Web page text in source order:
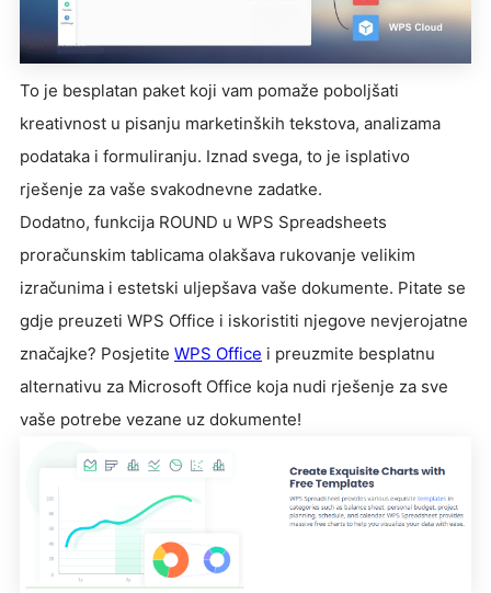
To je besplatan paket koji vam pomaže poboljšati
kreativnost u pisanju marketinških tekstova, analizama
podataka i formuliranju. Iznad svega, to je isplativo
rješenje za vaše svakodnevne zadatke.
Dodatno, funkcija ROUND u WPS Spreadsheets
proračunskim tablicama olakšava rukovanje velikim
izračunima i estetski uljepšava vaše dokumente. Pitate se
gdje preuzeti WPS Office i iskoristiti njegove nevjerojatne
značajke? Posjetite WPS Office i preuzmite besplatnu
alternativu za Microsoft Office koja nudi rješenje za sve
vaše potrebe vezane uz dokumente!